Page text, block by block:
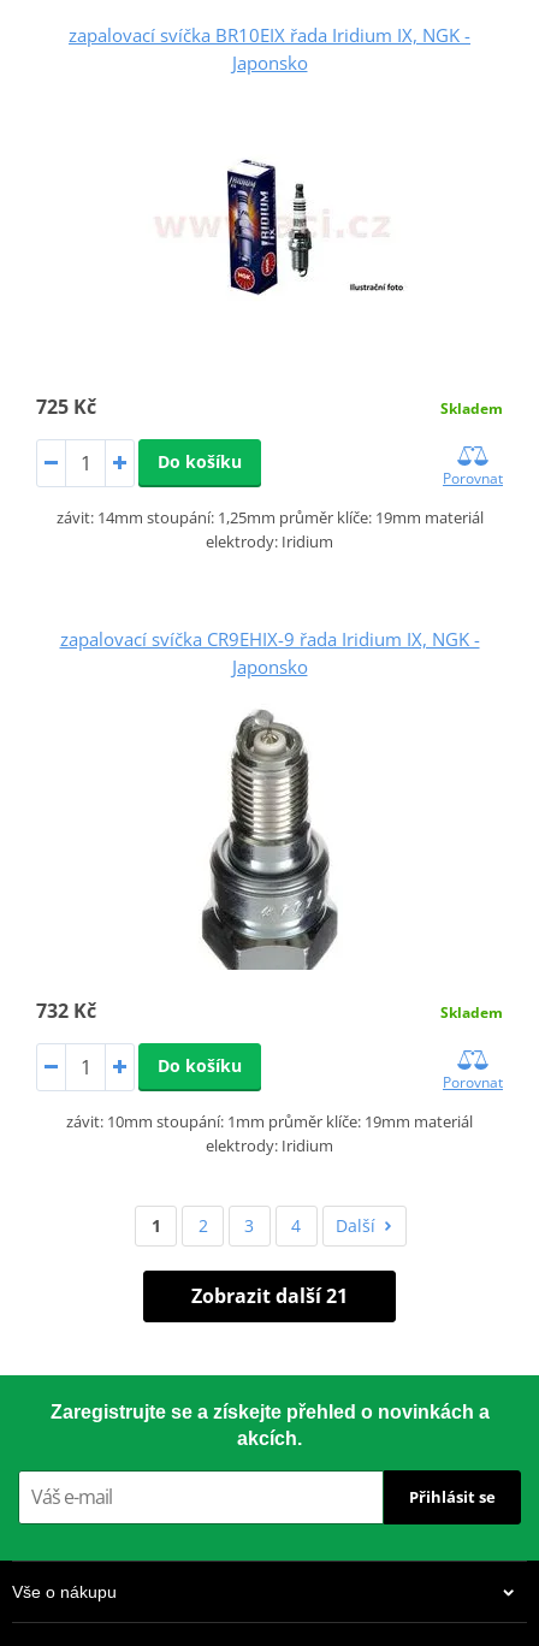
zapalovací svíčka BR10EIX řada Iridium IX, NGK -
Japonsko
725 Kč Skladem
Do košíku
Porovnat
závit: 14mm stoupání: 1,25mm průměr klíče: 19mm materiál
elektrody: Iridium
zapalovací svíčka CR9EHIX-9 řada Iridium IX, NGK -
Japonsko
732 Kč Skladem
Do košíku
Porovnat
závit: 10mm stoupání: 1mm průměr klíče: 19mm materiál
elektrody: Iridium
1 2 3 4 Další
Zobrazit další 21
Zaregistrujte se a získejte přehled o novinkách a
akcích.
Přihlásit se
Vše o nákupu